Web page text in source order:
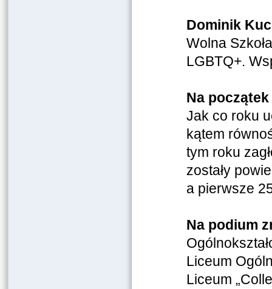
Dominik Kuc
Wolna
LGBTQ+.
Na
Jak co roku
kątem
tym roku
zostały
a pierwsze
Na podium
Liceum
Liceum